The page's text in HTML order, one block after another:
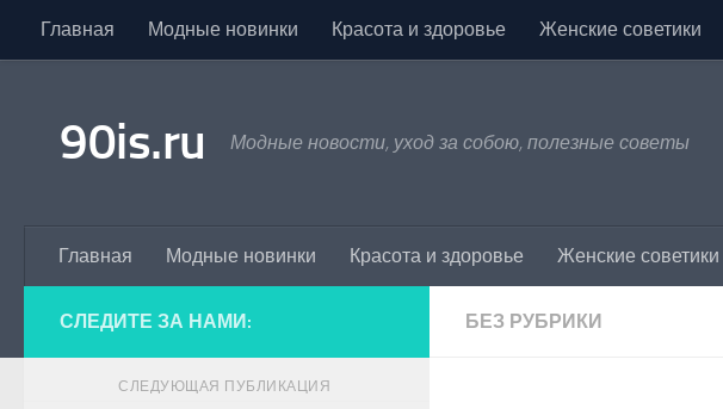
Skip to content
Главная Модные новинки Красота и здоровье Женские советики
90is.ru Модные новости, уход за собою, полезные советы
Главная Модные новинки Красота и здоровье Женские советики
БЕЗ РУБРИКИ
СЛЕДИТЕ ЗА НАМИ:
СЛЕДУЮЩАЯ ПУБЛИКАЦИЯ